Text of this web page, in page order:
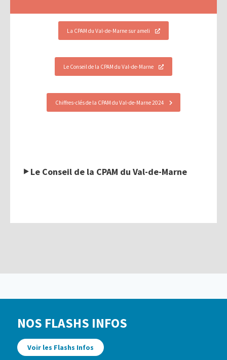
La CPAM du Val-de-Marne sur ameli
Le Conseil de la CPAM du Val-de-Marne
Chiffres-clés de la CPAM du Val-de-Marne 2024
Le Conseil de la CPAM du Val-de-Marne
NOS FLASHS INFOS
Voir les Flashs Infos